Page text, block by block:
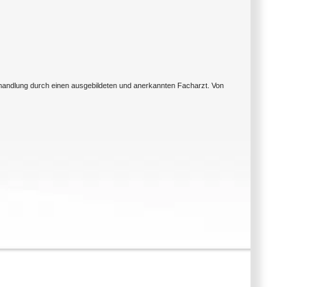
durch einen ausgebildeten und anerkannten Facharzt. Von